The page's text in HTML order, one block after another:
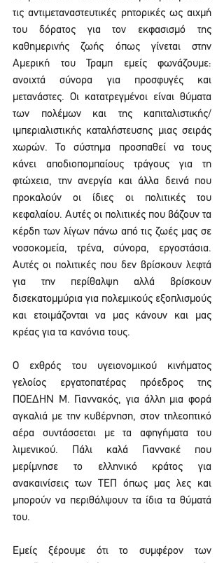
τις αντιμεταναστευτικές ρητορικές ως αιχμή
του δόρατος για τον εκφασισμό της
καθημερινής ζωής όπως γίνεται στην
Αμερική του Τραμπ εμείς φωνάζουμε:
ανοιχτά σύνορα για προσφυγές και
μετανάστες. Οι κατατρεγμένοι είναι θύματα
των πολέμων και της καπιταλιστικής/
ιμπεριαλιστικής καταλήστευσης μιας σειράς
χωρών. Το σύστημα προσπαθεί να τους
κάνει αποδιοπομπαίους τράγους για τη
φτώχεια, την ανεργία και άλλα δεινά που
προκαλούν οι ίδιες οι πολιτικές του
κεφαλαίου. Αυτές οι πολιτικές που βάζουν τα
κέρδη των λίγων πάνω από τις ζωές μας σε
νοσοκομεία, τρένα, σύνορα, εργοστάσια.
Αυτές οι πολιτικές που δεν βρίσκουν λεφτά
για την περίθαλψη αλλά βρίσκουν
δισεκατομμύρια για πολεμικούς εξοπλισμούς
και ετοιμάζονται να μας κάνουν και μας
κρέας για τα κανόνια τους.
Ο εχθρός του υγειονομικού κινήματος
γελοίος εργατοπατέρας πρόεδρος της
ΠΟΕΔΗΝ Μ. Γιαννακός, για άλλη μια φορά
αγκαλιά με την κυβέρνηση, στον τηλεοπτικό
αέρα συντάσσεται με τα αφηγήματα του
λιμενικού. Πάλι καλά Γιαννακέ που
μερίμνησε το ελληνικό κράτος για
ανακαινίσεις των ΤΕΠ όπως μας λες και
μπορούν να περιθάλψουν τα ίδια τα θύματά
του.
Εμείς ξέρουμε ότι το συμφέρον των